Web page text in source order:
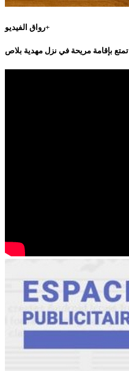
رواق الفيديو+
تمتع بإقامة مريحة في نزل مهدية بلاص